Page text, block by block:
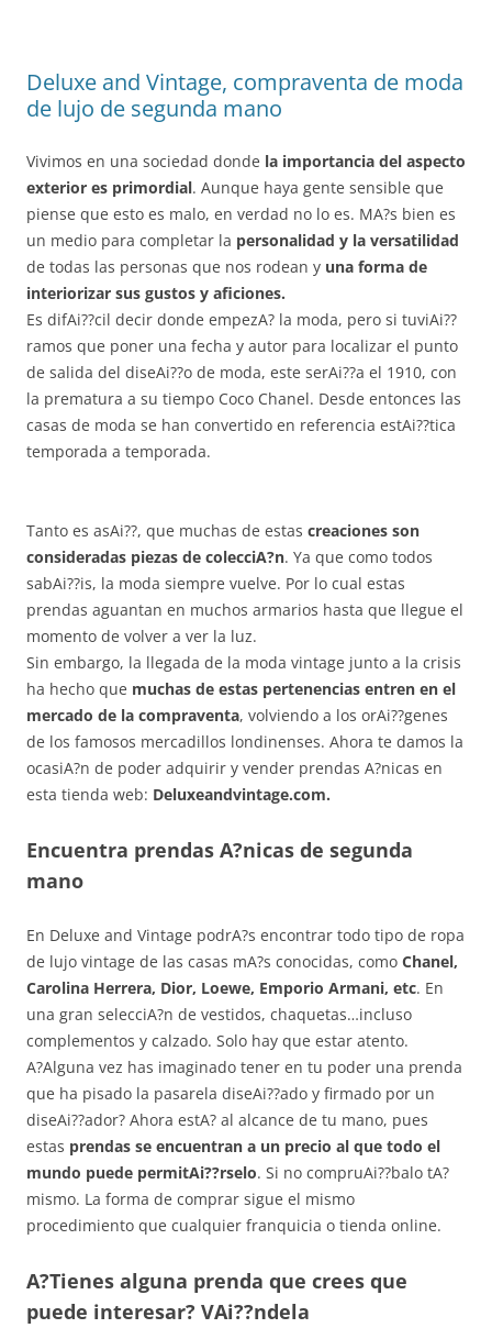
Deluxe and Vintage, compraventa de moda
de lujo de segunda mano
Vivimos en una sociedad donde la importancia del aspecto
exterior es primordial. Aunque haya gente sensible que
piense que esto es malo, en verdad no lo es. MA?s bien es
un medio para completar la personalidad y la versatilidad
de todas las personas que nos rodean y una forma de
interiorizar sus gustos y aficiones.
Es difAi??cil decir donde empezA? la moda, pero si tuviAi??
ramos que poner una fecha y autor para localizar el punto
de salida del diseAi??o de moda, este serAi??a el 1910, con
la prematura a su tiempo Coco Chanel. Desde entonces las
casas de moda se han convertido en referencia estAi??tica
temporada a temporada.
Tanto es asAi??, que muchas de estas creaciones son
consideradas piezas de colecciA?n. Ya que como todos
sabAi??is, la moda siempre vuelve. Por lo cual estas
prendas aguantan en muchos armarios hasta que llegue el
momento de volver a ver la luz.
Sin embargo, la llegada de la moda vintage junto a la crisis
ha hecho que muchas de estas pertenencias entren en el
mercado de la compraventa, volviendo a los orAi??genes
de los famosos mercadillos londinenses. Ahora te damos la
ocasiA?n de poder adquirir y vender prendas A?nicas en
esta tienda web: Deluxeandvintage.com.
Encuentra prendas A?nicas de segunda
mano
En Deluxe and Vintage podrA?s encontrar todo tipo de ropa
de lujo vintage de las casas mA?s conocidas, como Chanel,
Carolina Herrera, Dior, Loewe, Emporio Armani, etc. En
una gran selecciA?n de vestidos, chaquetas…incluso
complementos y calzado. Solo hay que estar atento.
A?Alguna vez has imaginado tener en tu poder una prenda
que ha pisado la pasarela diseAi??ado y firmado por un
diseAi??ador? Ahora estA? al alcance de tu mano, pues
estas prendas se encuentran a un precio al que todo el
mundo puede permitAi??rselo. Si no compruAi??balo tA?
mismo. La forma de comprar sigue el mismo
procedimiento que cualquier franquicia o tienda online.
A?Tienes alguna prenda que crees que
puede interesar? VAi??ndela